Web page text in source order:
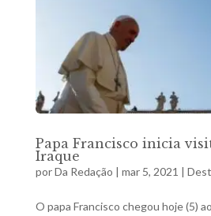
Papa Francisco inicia
Iraque
porDa Redação | mar 5, 2021 |
O papa Francisco chegou hoje (5)